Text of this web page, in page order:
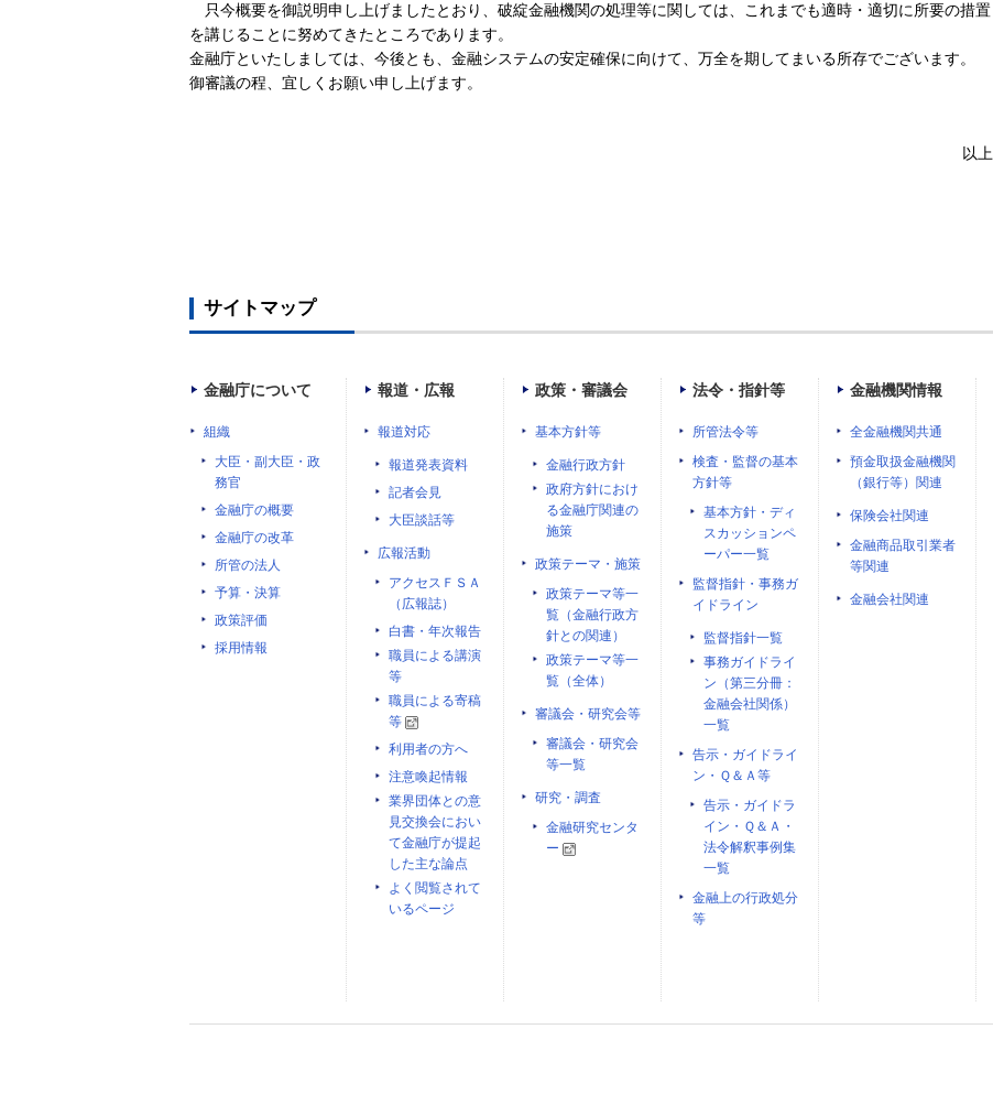
只今概要を御説明申し上げましたとおり、破綻金融機関の処理等に関しては、これまでも適時・適切に所要の措置
を講じることに努めてきたところであります。
金融庁といたしましては、今後とも、金融システムの安定確保に向けて、万全を期してまいる所存でございます。
御審議の程、宜しくお願い申し上げます。
以上
サイトマップ
金融庁について
組織
大臣・副大臣・政
務官
金融庁の概要
金融庁の改革
所管の法人
予算・決算
政策評価
採用情報
報道・広報
報道対応
報道発表資料
記者会見
大臣談話等
広報活動
アクセスＦＳＡ
（広報誌）
白書・年次報告
職員による講演
等
職員による寄稿
等
利用者の方へ
注意喚起情報
業界団体との意
見交換会におい
て金融庁が提起
した主な論点
よく閲覧されて
いるページ
政策・審議会
基本方針等
金融行政方針
政府方針におけ
る金融庁関連の
施策
政策テーマ・施策
政策テーマ等一
覧（金融行政方
針との関連）
政策テーマ等一
覧（全体）
審議会・研究会等
審議会・研究会
等一覧
研究・調査
金融研究センタ
ー
法令・指針等
所管法令等
検査・監督の基本
方針等
基本方針・ディ
スカッションペ
ーパー一覧
監督指針・事務ガ
イドライン
監督指針一覧
事務ガイドライ
ン（第三分冊：
金融会社関係）
一覧
告示・ガイドライ
ン・Ｑ＆Ａ等
告示・ガイドラ
イン・Ｑ＆Ａ・
法令解釈事例集
一覧
金融上の行政処分
等
金融機関情報
全金融機関共通
預金取扱金融機関
（銀行等）関連
保険会社関連
金融商品取引業者
等関連
金融会社関連